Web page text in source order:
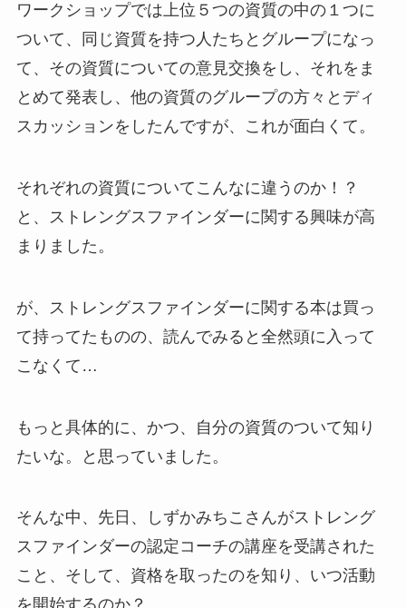
ワークショップでは上位５つの資質の中の１つに
ついて、同じ資質を持つ人たちとグループになっ
て、その資質についての意見交換をし、それをま
とめて発表し、他の資質のグループの方々とディ
スカッションをしたんですが、これが面白くて。
それぞれの資質についてこんなに違うのか！？
と、ストレングスファインダーに関する興味が高
まりました。
が、ストレングスファインダーに関する本は買っ
て持ってたものの、読んでみると全然頭に入って
こなくて…
もっと具体的に、かつ、自分の資質のついて知り
たいな。と思っていました。
そんな中、先日、しずかみちこさんがストレング
スファインダーの認定コーチの講座を受講された
こと、そして、資格を取ったのを知り、いつ活動